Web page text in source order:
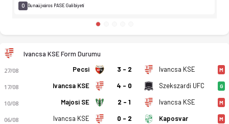
0 Dunaújváros PASE Galibiyeti
Ivancsa KSE Form Durumu
27/08 Pecsi 3 - 2 Ivancsa KSE M
17/08 Ivancsa KSE 4 - 0 Szekszardi UFC G
10/08 Majosi SE 2 - 1 Ivancsa KSE M
06/08 Ivancsa KSE 0 - 2 Kaposvar M